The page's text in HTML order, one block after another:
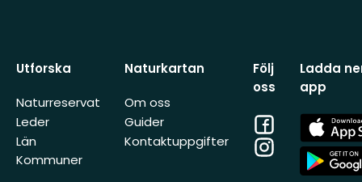
Utforska
Naturreservat
Leder
Län
Kommuner
Naturkartan
Om oss
Guider
Kontaktuppgifter
Följ
oss
Facebook
Instagram
Ladda
app
App
Store
App
Store